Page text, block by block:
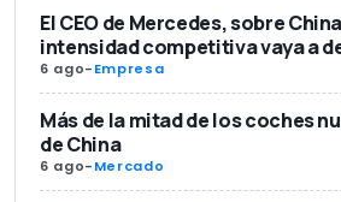
El CEO de Mercedes, sobre
intensidad competitiva vaya a
6 ago-Empresa
Más de la mitad de los coches
de China
6 ago-Mercado